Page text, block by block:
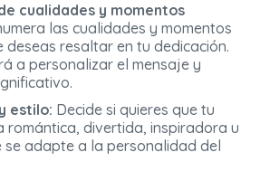
cualidades y momentos
las cualidades y momentos
deseas resaltar en tu dedicación.
a personalizar el mensaje y
estilo: Decide si quieres que tu
romántica, divertida, inspiradora u
adapte a la personalidad del